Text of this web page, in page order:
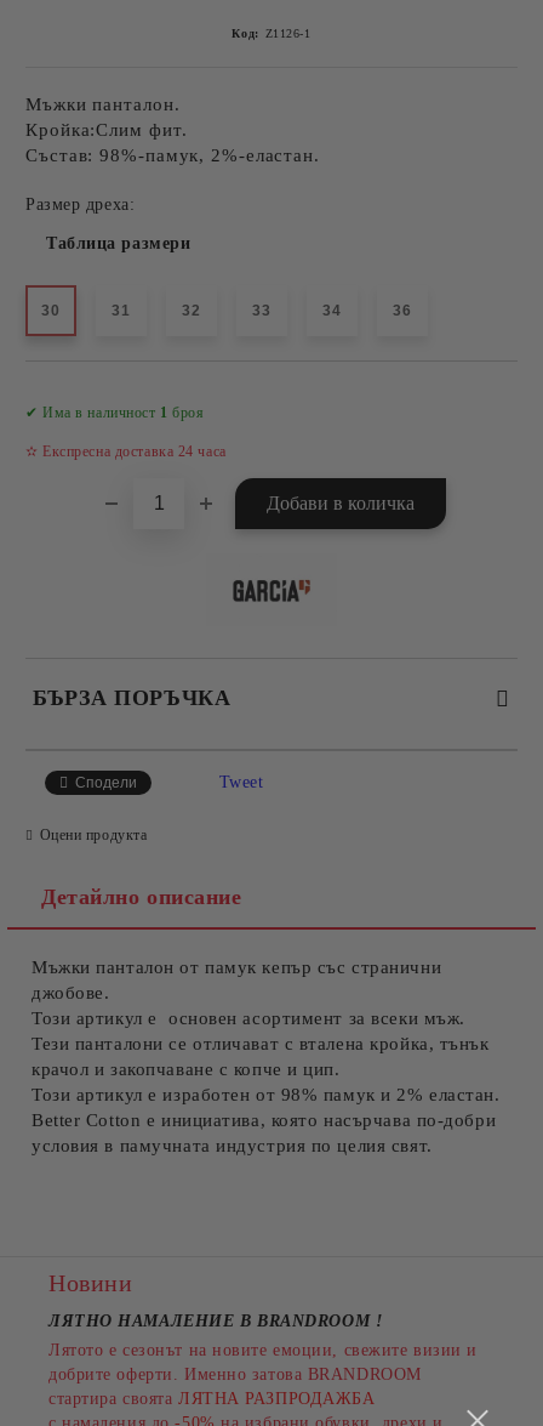
Код: Z1126-1
Мъжки панталон.
Кройка:Слим фит.
Състав: 98%-памук, 2%-еластан.
Размер дреха:
Таблица размери
30 31 32 33 34 36
✔ Има в наличност 1 броя
✫ Експресна доставка 24 часа
БЪРЗА ПОРЪЧКА
Съгласен съм с
Ние ще се свържем с вас в рамките на работния ден.
Сподели Tweet
Оцени продукта
Детайлно описание
Мъжки панталон от памук кепър със странични
джобове.
Този артикул е основен асортимент за всеки мъж.
Тези панталони се отличават с вталена кройка, тънък
крачол и закопчаване с копче и цип.
Този артикул е изработен от 98% памук и 2% еластан.
Better Cotton е инициатива, която насърчава по-добри
условия в памучната индустрия по целия свят.
Новини
ЛЯТНО НАМАЛЕНИЕ В BRANDROOM !
Лятото е сезонът на новите емоции, свежите визии и
добрите оферти. Именно затова BRANDROOM
стартира своята ЛЯТНА РАЗПРОДАЖБА